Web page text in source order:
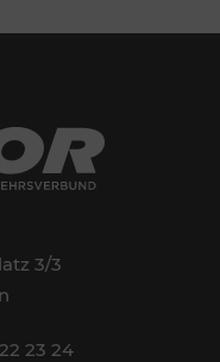
3/3
23 24